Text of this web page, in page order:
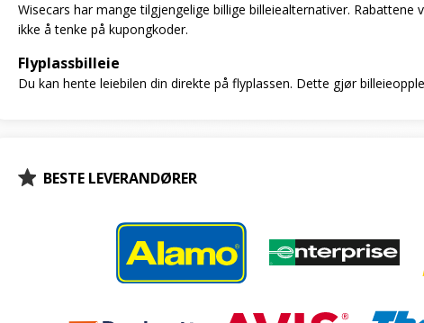
Wisecars har mange tilgjengelige billige billeiealternativer. Rabattene
ikke å tenke på kupongkoder.
Flyplassbilleie
Du kan hente leiebilen din direkte på flyplassen. Dette gjør
BESTE LEVERANDØRER